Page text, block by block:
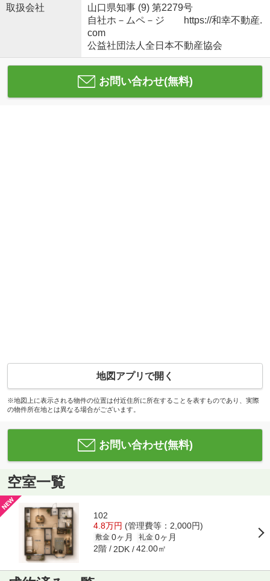
取扱会社
山口県知事 (9) 第2279号
自社ホ－ムペ－ジ https://和幸不動産.
com
公益社団法人全日本不動産協会
お問い合わせ(無料)
地図アプリで開く
※地図上に表示される物件の位置は付近住所に所在することを表すものであり、実際
の物件所在地とは異なる場合がございます。
お問い合わせ(無料)
空室一覧
102
4.8万円 (管理費等：2,000円)
敷金 0ヶ月 礼金 0ヶ月
2階 2DK 42.00㎡